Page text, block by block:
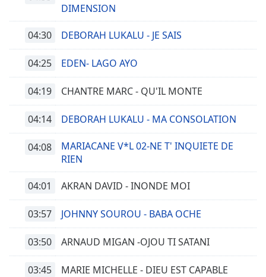
DIMENSION
04:30 DEBORAH LUKALU - JE SAIS
04:25 EDEN- LAGO AYO
04:19 CHANTRE MARC - QU'IL MONTE
04:14 DEBORAH LUKALU - MA CONSOLATION
04:08
MARIACANE V*L 02-NE T' INQUIETE DE
RIEN
04:01 AKRAN DAVID - INONDE MOI
03:57 JOHNNY SOUROU - BABA OCHE
03:50 ARNAUD MIGAN -OJOU TI SATANI
03:45 MARIE MICHELLE - DIEU EST CAPABLE